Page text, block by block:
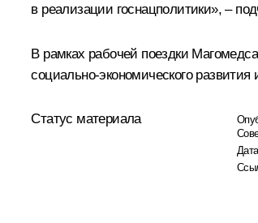
в реализации госнацполитики», –
B рамках рабочей поездки
социально-экономического
Статус материала